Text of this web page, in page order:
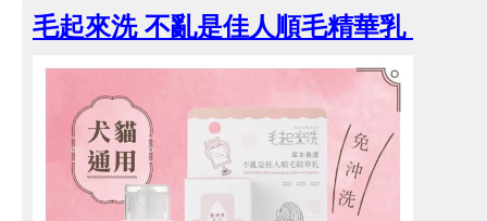
毛起來洗 不亂是佳人順毛精華乳